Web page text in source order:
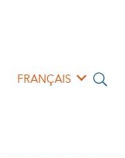
FRANÇAIS